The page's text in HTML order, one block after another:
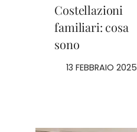
Costellazioni
familiari: cosa
sono
13 FEBBRAIO 2025